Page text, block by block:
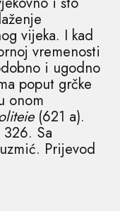
vijeka. I kad
vremenosti
i ugodno
poput grčke
onom
(621 a).
Sa
Prijevod